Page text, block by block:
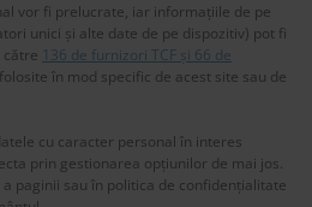
vor fi prelucrate, iar informațiile de pe
unici și alte date de pe dispozitiv) pot fi
către 136 de furnizori TCF și 66 de
în mod specific de acest site sau de
cu caracter personal în interes
prin gestionarea opțiunilor de mai jos.
paginii sau în politica de confidențialitate